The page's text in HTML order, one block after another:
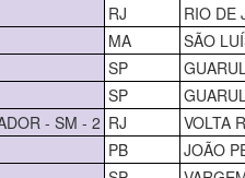
RJ
RIO DE
MA
SÃO
SP
SP
- SM - 2 RJ
VOLTA
PB
JOÃO